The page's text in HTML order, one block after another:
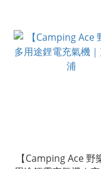
【Camping Ace 野